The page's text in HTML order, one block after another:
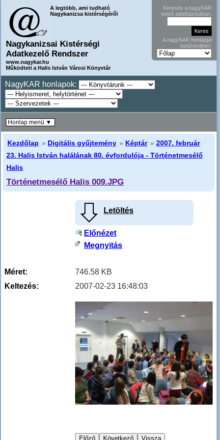
A legtöbb, ami tudható
Nagykanizsa kistérségéről
Nagykanizsai Kistérségi
Adatkezelő Rendszer
www.nagykar.hu
Működteti a Halis István Városi Könyvtár
Keresés a nagyKAR
belső adatbázisában:
A nagyKAR honlapjai
betűrendben:
NagyKAR honlapok:
Kezdőlap » Digitális gyűjtemény » Képtár »2007. február
23. Halis István halálának 80. évfordulója - Történetmesélő
Halis
Történetmesélő Halis 009.JPG
Letöltés
Előnézet
Megnyitás
Méret:
746.58 KB
Keltezés:
2007-02-23 16:48:03
Honlap menü ▼